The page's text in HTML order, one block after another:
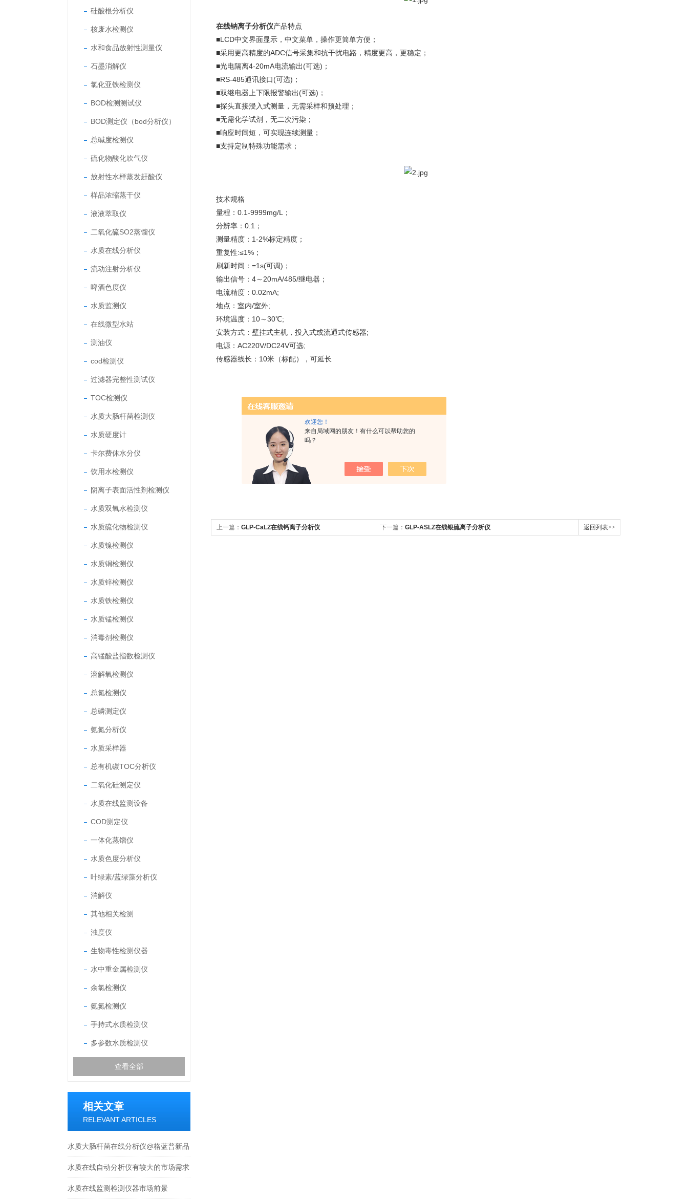
欢迎您！
来自局域网的朋友！有什么可以帮助您的
吗？
硅酸根分析仪
核废水检测仪
水和食品放射性测量仪
石墨消解仪
氯化亚铁检测仪
BOD检测测试仪
BOD测定仪（bod分析仪）
总碱度检测仪
硫化物酸化吹气仪
放射性水样蒸发赶酸仪
样品浓缩蒸干仪
液液萃取仪
二氧化硫SO2蒸馏仪
水质在线分析仪
流动注射分析仪
啤酒色度仪
水质监测仪
在线微型水站
测油仪
cod检测仪
过滤器完整性测试仪
TOC检测仪
水质大肠杆菌检测仪
水质硬度计
卡尔费休水分仪
饮用水检测仪
阴离子表面活性剂检测仪
水质双氧水检测仪
水质硫化物检测仪
水质镍检测仪
水质铜检测仪
水质锌检测仪
水质铁检测仪
水质锰检测仪
消毒剂检测仪
高锰酸盐指数检测仪
溶解氧检测仪
总氮检测仪
总磷测定仪
氨氮分析仪
水质采样器
总有机碳TOC分析仪
二氧化硅测定仪
水质在线监测设备
COD测定仪
一体化蒸馏仪
水质色度分析仪
叶绿素/蓝绿藻分析仪
消解仪
其他相关检测
浊度仪
生物毒性检测仪器
水中重金属检测仪
余氯检测仪
氨氮检测仪
手持式水质检测仪
多参数水质检测仪
查看全部
相关文章
RELEVANT ARTICLES
水质大肠杆菌在线分析仪@格蓝普新品
上市
水质在线自动分析仪有较大的市场需求
水质在线监测检测仪器市场前景
在线钠离子分析仪产品特点
■LCD中文界面显示，中文菜单，操作更简单方便；
■采用更高精度的ADC信号采集和抗干扰电路，精度更高，更稳定；
■光电隔离4-20mA电流输出(可选)；
■RS-485通讯接口(可选)；
■双继电器上下限报警输出(可选)；
■探头直接浸入式测量，无需采样和预处理；
■无需化学试剂，无二次污染；
■响应时间短，可实现连续测量；
■支持定制特殊功能需求；
技术规格
量程：0.1-9999mg/L；
分辨率：0.1；
测量精度：1-2%标定精度；
重复性:≤1%；
刷新时间：=1s(可调)；
输出信号：4～20mA/485/继电器；
电流精度：0.02mA;
地点：室内/室外;
环境温度：10～30℃;
安装方式：壁挂式主机，投入式或流通式传感器;
电源：AC220V/DC24V可选;
传感器线长：10米（标配），可延长
上一篇： GLP-CaLZ在线钙离子分析仪 下一篇： GLP-ASLZ在线银硫离子分析仪 返回列表>>